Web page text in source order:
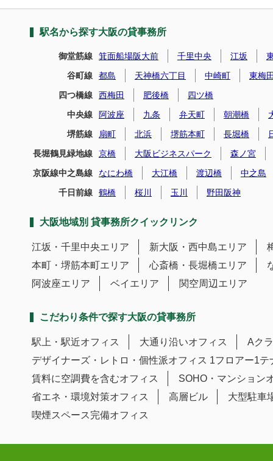
駅名から探す大阪の貸事務所
御堂筋線 箕面船場阪大前 千里中央 江坂
谷町線
都島 天神橋六丁目 中崎町
東梅
四つ橋線
西梅田 肥後橋
四ツ橋
中央線
阿波座 九条 弁天町 朝潮橋
堺筋線
扇町 北浜 堺筋本町 長堀橋
長堀鶴見緑地線
京橋 大阪ビジネスパーク
森ノ宮
京阪線中之島線
なにわ橋 大江橋 渡辺橋
中之島
千日前線
鶴橋 桜川 玉川 野田阪神
大阪地域別 貸事務所クイックリンク
江坂・千里中央エリア 新大阪・西中島エリア
本町・堺筋本町エリア
心斎橋・長堀橋エリア
阿波座エリア
ベイエリア 関空周辺エリア
こだわり条件で探す大阪の貸事務所
駅上・駅近オフィス 大通り沿いオフィス
Aク
デザイナーズ・レトロ・個性派オフィス 1フロアー1テ
賃料に空調費を含むオフィス
SOHO・マンション
省エネ・環境対策オフィス
高層ビル
大型駐車
喫煙スペース完備オフィス